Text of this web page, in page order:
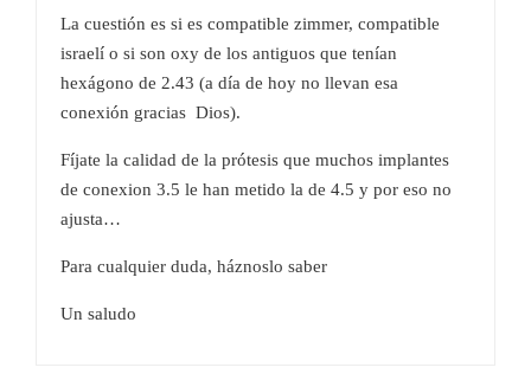
La cuestión es si es compatible zimmer, compatible
israelí o si son oxy de los antiguos que tenían
hexágono de 2.43 (a día de hoy no llevan esa
conexión gracias Dios).
Fíjate la calidad de la prótesis que muchos implantes
de conexion 3.5 le han metido la de 4.5 y por eso no
ajusta…
Para cualquier duda, háznoslo saber
Un saludo